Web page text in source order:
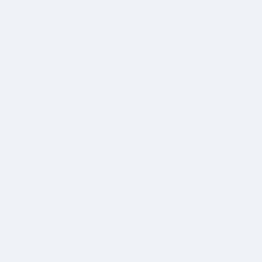
Tengah
Bersama
se-Kab Klaten
Klaten Tahun 2025
Tahun 2025